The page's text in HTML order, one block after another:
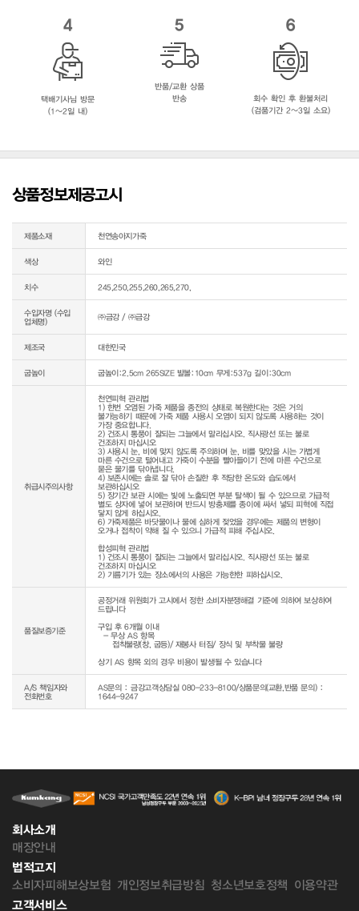
4
택배기사님 방문
(1~2일 내)
5
반품/교환 상품
반송
6
회수 확인 후 환불처리
(검품기간 2~3일 소요)
상품정보제공고시
제품소재 천연송아지가죽
색상 와인
치수 245,250,255,260,265,270,
수입자명 (수입
업체명)
㈜금강 / ㈜금강
제조국 대한민국
굽높이 굽높이:2.5cm 265SIZE 발볼:10cm 무게:537g 길이:30cm
취급시주의사항
천연피혁 관리법
1) 한번 오염된 가죽 제품을 종전의 상태로 복원한다는 것은 거의
불가능하기 때문에 가죽 제품 사용시 오염이 되지 않도록 사용하는 것이
가장 중요합니다.
2) 건조시 통풍이 잘되는 그늘에서 말리십시오. 직사광선 또는 불로
건조하지 마십시오
3) 사용시 눈, 비에 맞지 않도록 주의하며 눈, 비를 맞았을 시는 가볍게
마른 수건으로 털어내고 가죽이 수분을 빨아들이기 전에 마른 수건으로
묻은 물기를 닦아냅니다.
4) 보존시에는 솔로 잘 닦아 손질한 후 적당한 온도와 습도에서
보관하십시오
5) 장기간 보관 시에는 빛에 노출되면 부분 탈색이 될 수 있으므로 가급적
별도 상자에 넣어 보관하며 반드시 방충제를 종이에 싸서 넣되 피혁에 직접
닿지 않게 하십시오.
6) 가죽제품은 바닷물이나 물에 심하게 젖었을 경우에는 제품의 변형이
오거나 접착이 약해 질 수 있으니 가급적 피해 주십시오.
합성피혁 관리법
1) 건조시 통풍이 잘되는 그늘에서 말리십시오. 직사광선 또는 불로
건조하지 마십시오
품질보증기준
공정거래 위원회가 고시에서 정한 소비자분쟁해결 기준에 의하여 보상하여
드립니다
구입 후 6개월 이내
  - 무상 AS 항목
상기 AS 항목 외의 경우 비용이 발생될 수 있습니다
A/S 책임자와
전화번호
AS문의 : 금강고객상담실 080-233-8100/상품문의(교환,반품 문의) :
1644-9247
회사소개
매장안내
법적고지
소비자피해보상보험 개인정보취급방침 청소년보호정책 이용약관
고객서비스